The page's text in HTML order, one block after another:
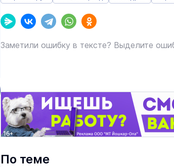
Заметили ошибку в тексте? Выделите
По теме